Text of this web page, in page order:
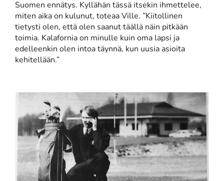
Suomen ennätys. Kyllähän tässä itsekin ihmettelee,
miten aika on kulunut, toteaa Ville. ”Kiitollinen
tietysti olen, että olen saanut täällä näin pitkään
toimia. Kalafornia on minulle kuin oma lapsi ja
edelleenkin olen intoa täynnä, kun uusia asioita
kehitellään.”